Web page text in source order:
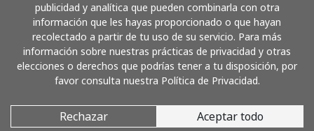
publicidad y analítica que pueden combinarla con otra
información que les hayas proporcionado o que hayan
recolectado a partir de tu uso de su servicio. Para más
información sobre nuestras prácticas de privacidad y otras
elecciones o derechos que podrías tener a tu disposición, por
favor consulta nuestra Política de Privacidad.
Rechazar Aceptar todo
Paga con
© 2026 LlamaHonduras